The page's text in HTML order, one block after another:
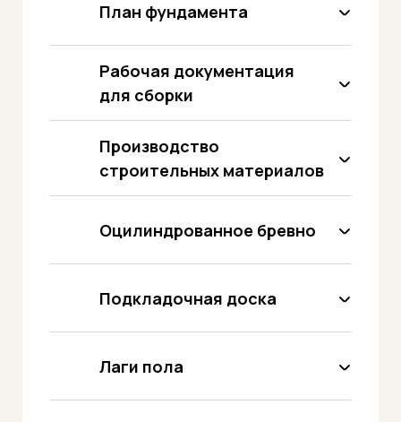
План фундамента
Рабочая документация
для сборки
Производство
строительных материалов
оцилиндрованное бревно
нужного диаметра, длины и
весь необходимый пиломатериал
сопутствующими материалами,
Оцилиндрованное бревно
Подкладочная доска
Лаги пола